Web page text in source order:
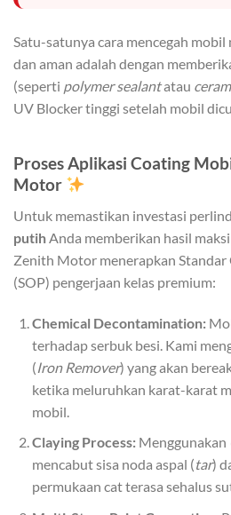
Satu-satunya cara mencegah
dan aman adalah dengan
(seperti polymer sealantatau
UV Blocker tinggi setelah mobil
Proses Aplikasi Coating
Motor
Untuk memastikan investasi
putihAnda memberikan hasil
Zenith Motor menerapkan
(SOP) pengerjaan kelas premium:
Chemical Decontamination:
terhadap serbuk besi. Kami
(Iron Remover) yang akan
ketika meluruhkan karat-karat
mobil.
Claying Process:Menggunakan
mencabut sisa noda aspal (tar)
permukaan cat terasa sehalus